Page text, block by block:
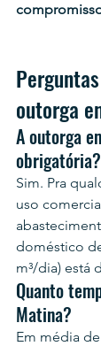
outorga
A outorga
obrigatória?
Sim. Pra
uso
doméstico
m³/dia) está
Quanto
Matina?
Em média